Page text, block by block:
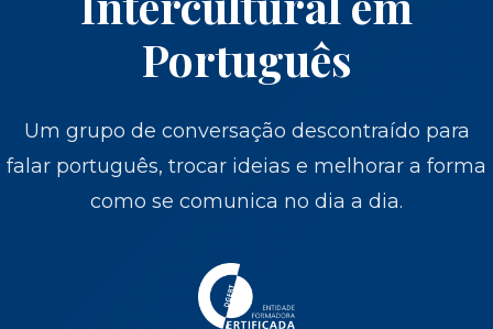
Português
Um grupo de conversação descontraído para
falar português, trocar ideias e melhorar a forma
como se comunica no dia a dia.